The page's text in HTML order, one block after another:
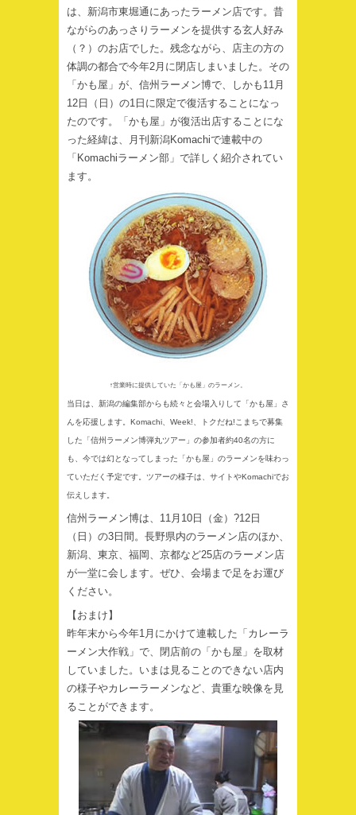
は、新潟市東堀通にあったラーメン店です。昔
ながらのあっさりラーメンを提供する玄人好み
（？）のお店でした。残念ながら、店主の方の
体調の都合で今年2月に閉店しまいました。その
「かも屋」が、信州ラーメン博で、しかも11月
12日（日）の1日に限定で復活することになっ
たのです。「かも屋」が復活出店することにな
った経緯は、月刊新潟Komachiで連載中の
「Komachiラーメン部」で詳しく紹介されてい
ます。
↑営業時に提供していた「かも屋」のラーメン。
当日は、新潟の編集部からも続々と会場入りして「かも屋」さ
んを応援します。Komachi、Week!、トクだね!こまちで募集
した「信州ラーメン博弾丸ツアー」の参加者約40名の方に
も、今では幻となってしまった「かも屋」のラーメンを味わっ
ていただく予定です。ツアーの様子は、サイトやKomachiでお
伝えします。
信州ラーメン博は、11月10日（金）?12日
（日）の3日間。長野県内のラーメン店のほか、
新潟、東京、福岡、京都など25店のラーメン店
が一堂に会します。ぜひ、会場まで足をお運び
ください。
【おまけ】
昨年末から今年1月にかけて連載した「カレーラ
ーメン大作戦」で、閉店前の「かも屋」を取材
していました。いまは見ることのできない店内
の様子やカレーラーメンなど、貴重な映像を見
ることができます。